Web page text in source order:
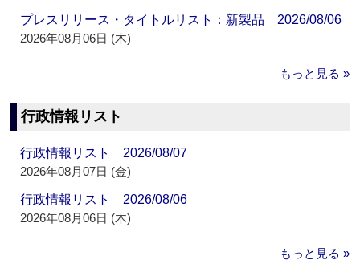
プレスリリース・タイトルリスト：新製品 2026/08/06
2026年08月06日 (木)
もっと見る »
行政情報リスト
行政情報リスト 2026/08/07
2026年08月07日 (金)
行政情報リスト 2026/08/06
2026年08月06日 (木)
もっと見る »